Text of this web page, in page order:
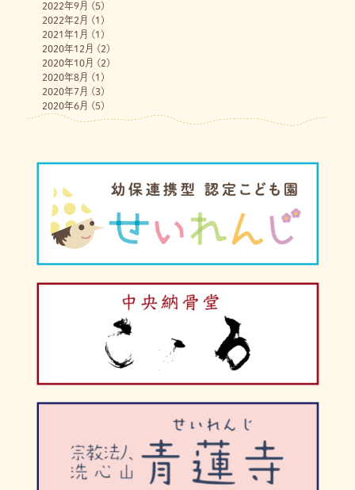
2022年9月 (5)
2022年2月 (1)
2021年1月 (1)
2020年12月 (2)
2020年10月 (2)
2020年8月 (1)
2020年7月 (3)
2020年6月 (5)